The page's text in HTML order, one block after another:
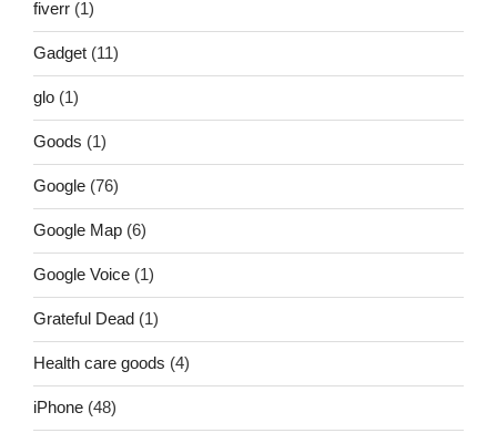
fiverr (1)
Gadget (11)
glo (1)
Goods (1)
Google (76)
Google Map (6)
Google Voice (1)
Grateful Dead (1)
Health care goods (4)
iPhone (48)